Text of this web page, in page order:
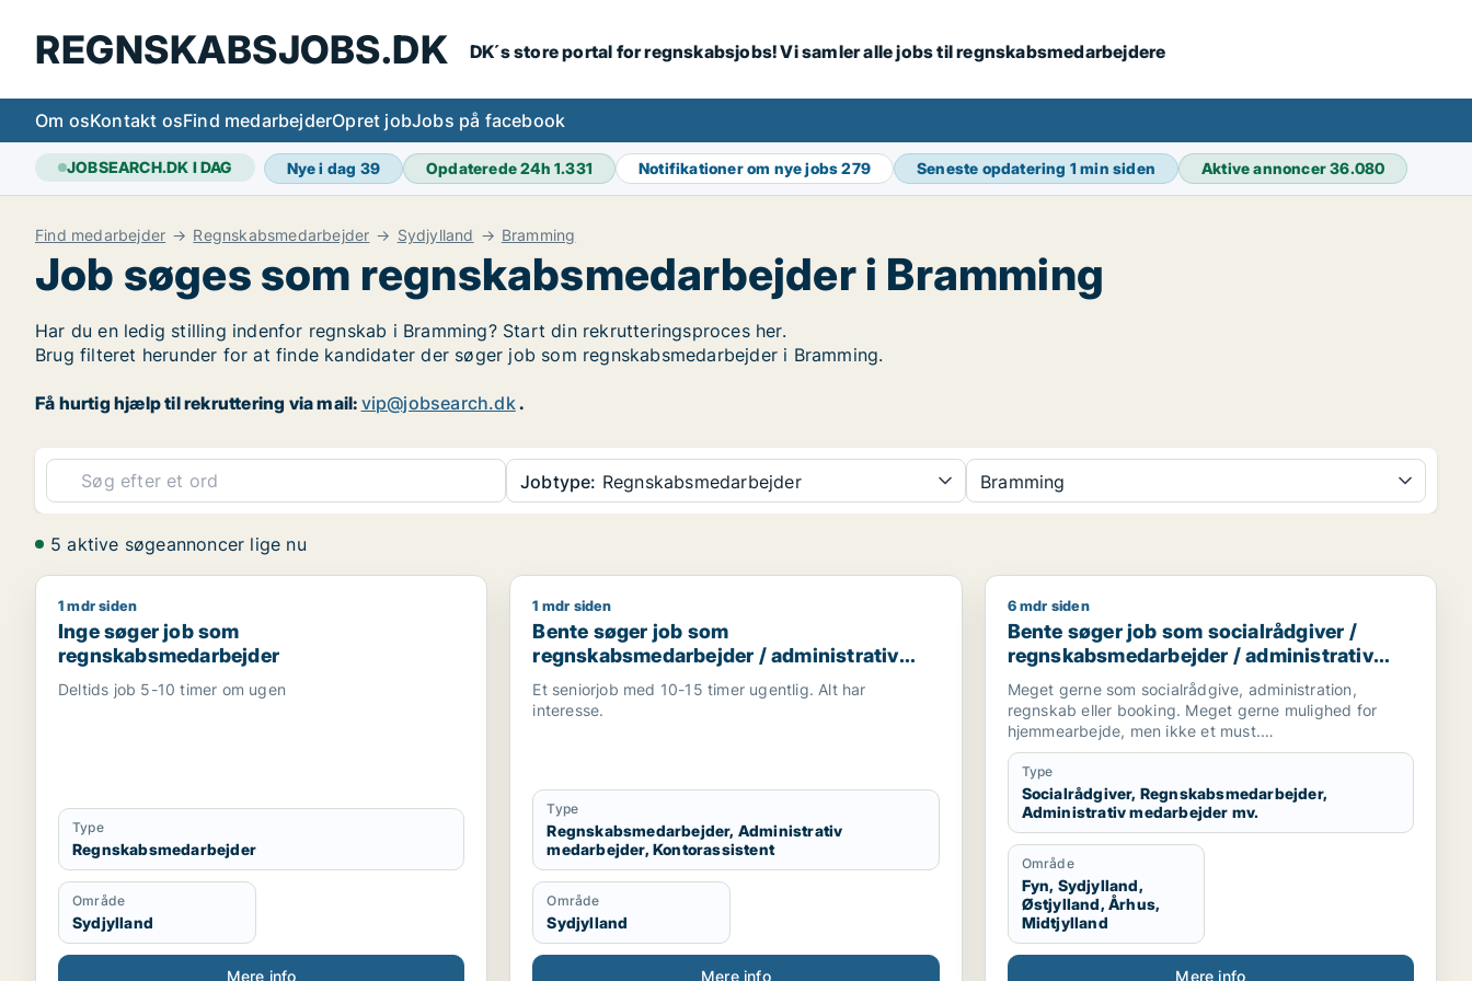
REGNSKABSJOBS.DK DK´s store portal for regnskabsjobs! Vi samler alle jobs til regnskabsmedarbejdere
Om osKontakt osFind medarbejderOpret jobJobs på facebook
JOBSEARCH.DK I DAG Nye i dag 39 Opdaterede 24h1.331 Notifikationer om nye jobs279 Seneste opdatering 1 min siden Aktive annoncer36.080
Find medarbejder Regnskabsmedarbejder Sydjylland Bramming
Job søges som regnskabsmedarbejder i Bramming
Har du en ledig stilling indenfor regnskab i Bramming? Start din rekrutteringsproces her.
Brug filteret herunder for at finde kandidater der søger job som regnskabsmedarbejder i Bramming.
Få hurtig hjælp til rekruttering via mail: vip@jobsearch.dk.
Jobtype: Regnskabsmedarbejder Bramming
5 aktive søgeannoncer lige nu
Inge søger job som regnskabsmedarbejder
1 mdr siden
Inge søger job som
regnskabsmedarbejder
Deltids job 5-10 timer om ugen
Type
Regnskabsmedarbejder
Område
Sydjylland
Mere info
Bente søger job som regnskabsmedarbejder / administrativ medarbejder / kontorassistent
1 mdr siden
Bente søger job som
regnskabsmedarbejder / administrativ
medarbejder / kontorassistent
Et seniorjob med 10-15 timer ugentlig. Alt har
interesse.
Type
Regnskabsmedarbejder, Administrativ
medarbejder, Kontorassistent
Område
Sydjylland
Mere info
Bente søger job som socialrådgiver /
6 mdr siden
Bente søger job som socialrådgiver /
regnskabsmedarbejder / administrativ
medarbejder / kontorassistent
Meget gerne som socialrådgive, administration,
regnskab eller booking. Meget gerne mulighed for
hjemmearbejde, men ikke et must.
Sekretær for studerende
Type
Socialrådgiver, Regnskabsmedarbejder,
Administrativ medarbejder mv.
Område
Fyn, Sydjylland,
Østjylland, Århus,
Midtjylland
Mere info